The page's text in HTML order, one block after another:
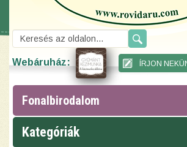
Webáruház:
Fonalbirodalom
Kategóriák